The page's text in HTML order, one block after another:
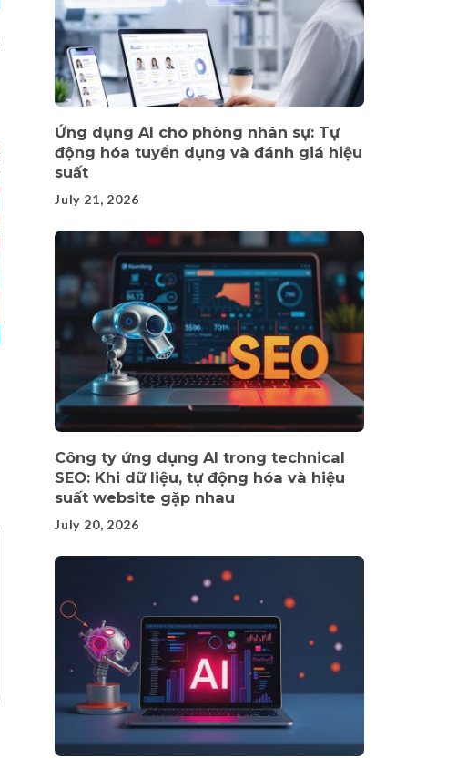
Ứng dụng AI cho phòng nhân sự: Tự
động hóa tuyển dụng và đánh giá hiệu
suất
July 21, 2026
Công ty ứng dụng AI trong technical
SEO: Khi dữ liệu, tự động hóa và hiệu
suất website gặp nhau
July 20, 2026